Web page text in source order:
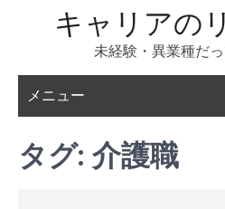
キャリアの
未経験・異業種だっ
メニュー
タグ: 介護職